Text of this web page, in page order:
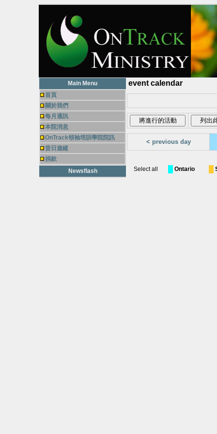
Main Menu
首頁
關於我們
每月通訊
本院消息
OnTrack領袖培訓學院院訊
昔日遊縱
捐款
Newsflash
event calendar
< previous day
Select all Ontario